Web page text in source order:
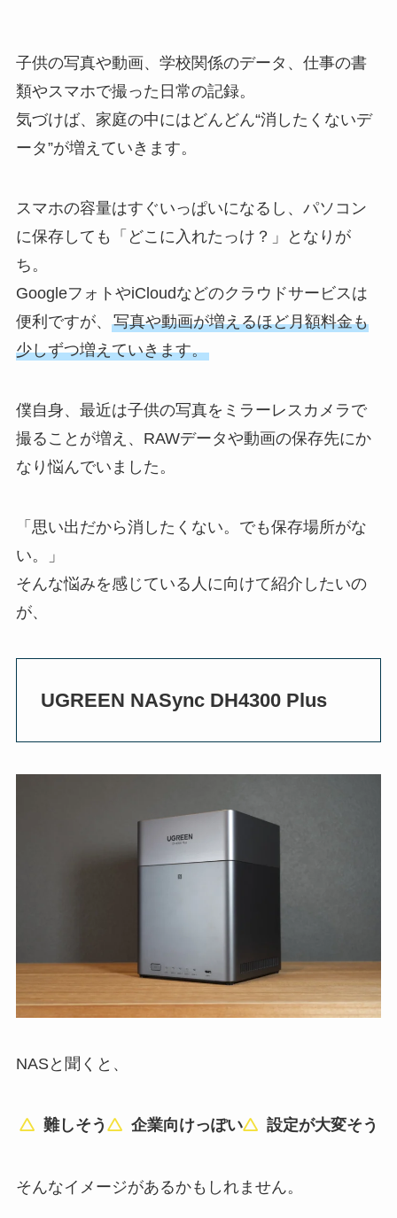
子供の写真や動画、学校関係のデータ、仕事の書
類やスマホで撮った日常の記録。
気づけば、家庭の中にはどんどん“消したくないデ
ータ”が増えていきます。
スマホの容量はすぐいっぱいになるし、パソコン
に保存しても「どこに入れたっけ？」となりが
ち。
GoogleフォトやiCloudなどのクラウドサービスは
便利ですが、 写真や動画が増えるほど月額料金も
少しずつ増えていきます。
僕自身、最近は子供の写真をミラーレスカメラで
撮ることが増え、RAWデータや動画の保存先にか
なり悩んでいました。
「思い出だから消したくない。でも保存場所がな
い。」
そんな悩みを感じている人に向けて紹介したいの
が、
UGREEN NASync DH4300 Plus
NASと聞くと、
難しそう 企業向けっぽい 設定が大変そう
そんなイメージがあるかもしれません。